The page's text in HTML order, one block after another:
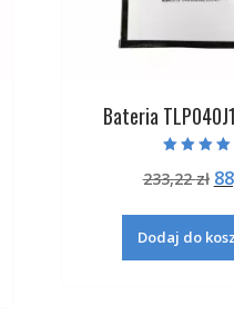
Bateria
4.50
na 5
233,22zł
Dodaj do